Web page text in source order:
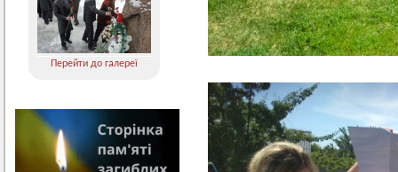
Перейти до галереї